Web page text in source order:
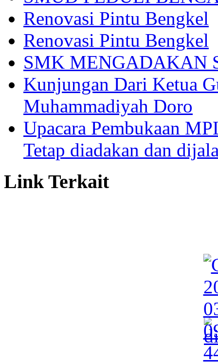
Renovasi Pintu Bengkel
Renovasi Pintu Bengkel
SMK MENGADAKAN
Kunjungan Dari Ketua
Muhammadiyah Doro
Upacara Pembukaan
Tetap diadakan dan
Link Terkait